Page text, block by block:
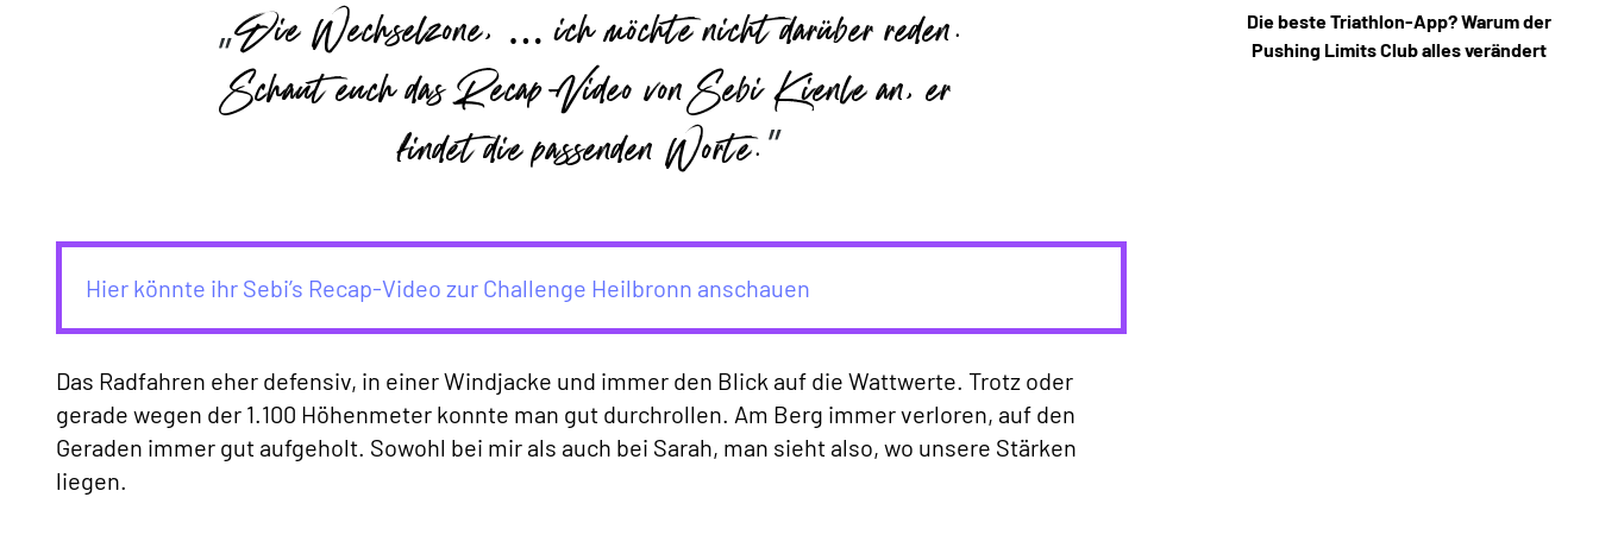
Die Wechselzone, … ich möchte nicht darüber reden.
Schaut euch das Recap-Video von Sebi Kienle an, er
findet die passenden Worte.
Hier könnte ihr Sebi’s Recap-Video zur Challenge Heilbronn anschauen
Das Radfahren eher defensiv, in einer Windjacke und immer den Blick auf die Wattwerte. Trotz oder
gerade wegen der 1.100 Höhenmeter konnte man gut durchrollen. Am Berg immer verloren, auf den
Geraden immer gut aufgeholt. Sowohl bei mir als auch bei Sarah, man sieht also, wo unsere Stärken
liegen.
Die beste Triathlon-App? Warum der
Pushing Limits Club alles verändert